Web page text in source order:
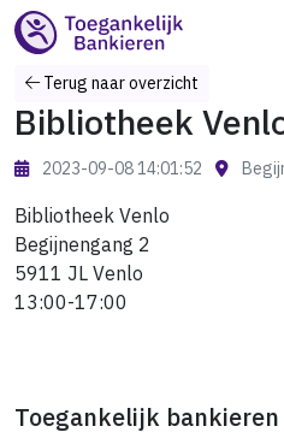
Terug naar overzicht
Bibliotheek
2023-09-08 14:01:52
Bibliotheek Venlo
Begijnengang 2
5911 JL Venlo
13:00-17:00
Toegankelijk